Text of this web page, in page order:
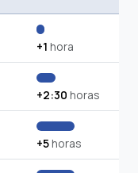
+1 hora
+2:30 horas
+5horas